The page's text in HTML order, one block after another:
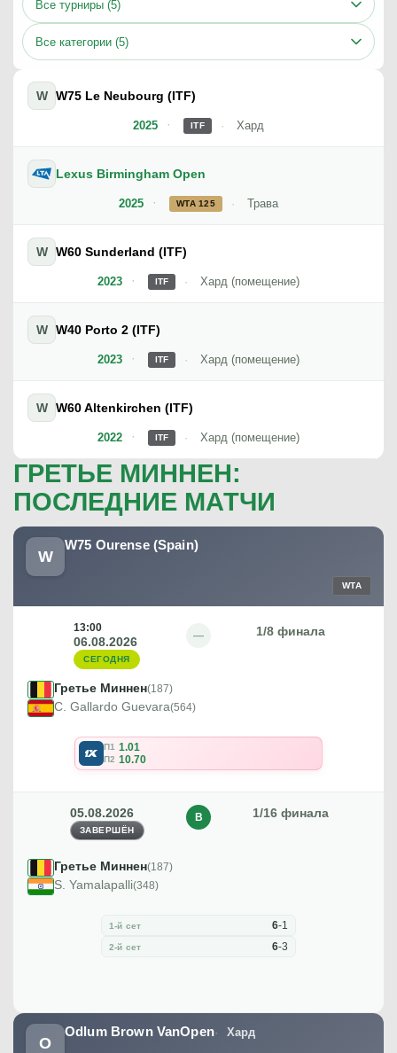
Все турниры (5)
Все категории (5)
2025
W W75 Le Neubourg (ITF)
ITF Хард
2025
Lexus Birmingham Open
WTA 125 Трава
2023
W W60 Sunderland (ITF)
ITF Хард (помещение)
2023
W W40 Porto 2 (ITF)
ITF Хард (помещение)
2022
W W60 Altenkirchen (ITF)
ITF Хард (помещение)
ГРЕТЬЕ МИННЕН:
ПОСЛЕДНИЕ МАТЧИ
W
W75 Ourense (Spain)
WTA
13:00
06.08.2026
СЕГОДНЯ
1/8 финала
—
Гретье Миннен(187)
C. Gallardo Guevara(564)
П1 1.01
П2 10.70
05.08.2026
ЗАВЕРШЁН
1/16 финала
В
Гретье Миннен(187)
S. Yamalapalli(348)
1-й сет 6-1
2-й сет 6-3
O
Odlum Brown VanOpen Хард